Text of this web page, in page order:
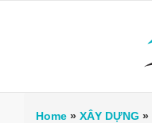
Home » XÂY DỰNG »